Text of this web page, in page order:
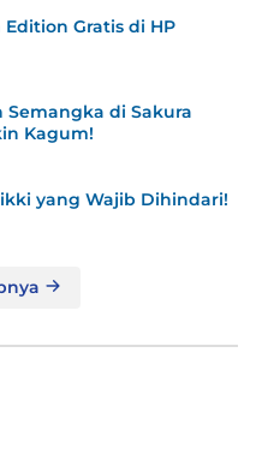
Gratis di HP
di Sakura
Kagum!
yang Wajib Dihindari!